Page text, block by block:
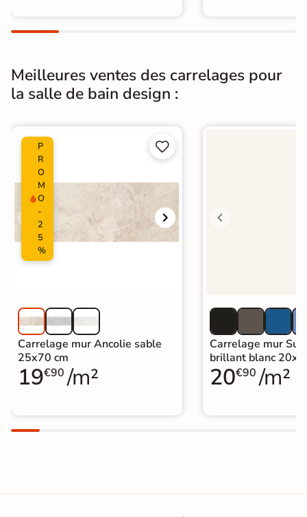
Meilleures ventes des carrelages pour
la salle de bain design :
P
R
O
M
O
-
2
5
%


Carrelage mur Ancolie sable
25x70 cm
19€90 /m²
Carrelage mur
brillant blanc
20€90 /m²